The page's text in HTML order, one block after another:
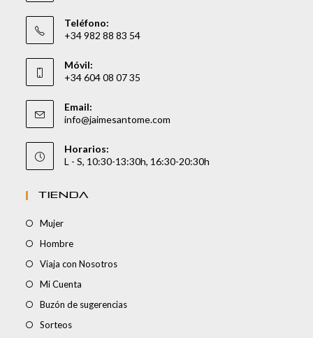
Teléfono:
+34 982 88 83 54
Móvil:
+34 604 08 07 35
Email:
info@jaimesantome.com
Horarios:
L - S, 10:30-13:30h, 16:30-20:30h
TIENDA
Mujer
Hombre
Viaja con Nosotros
Mi Cuenta
Buzón de sugerencias
Sorteos